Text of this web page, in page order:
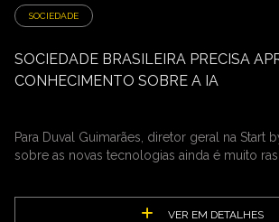
SOCIEDADE
SOCIEDADE BRASILEIRA PRECISA
CONHECIMENTO SOBRE A IA
Para Duval Guimarães, diretor geral na Start
sobre as novas tecnologias ainda é muito
VER EM DETALHES